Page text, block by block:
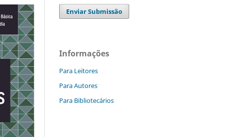
Enviar Submissão
Informações
Para Leitores
Para Autores
Para Bibliotecários